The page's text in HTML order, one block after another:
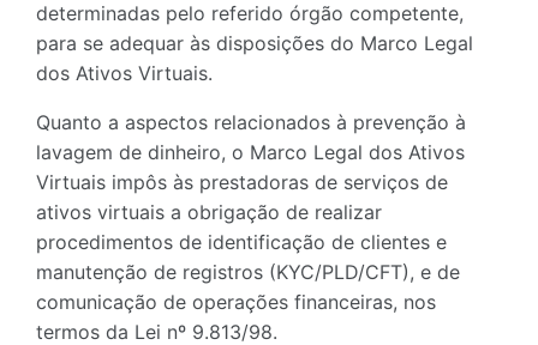
determinadas pelo referido órgão competente,
para se adequar às disposições do Marco Legal
dos Ativos Virtuais.
Quanto a aspectos relacionados à prevenção à
lavagem de dinheiro, o Marco Legal dos Ativos
Virtuais impôs às prestadoras de serviços de
ativos virtuais a obrigação de realizar
procedimentos de identificação de clientes e
manutenção de registros (KYC/PLD/CFT), e de
comunicação de operações financeiras, nos
termos da Lei nº 9.813/98.